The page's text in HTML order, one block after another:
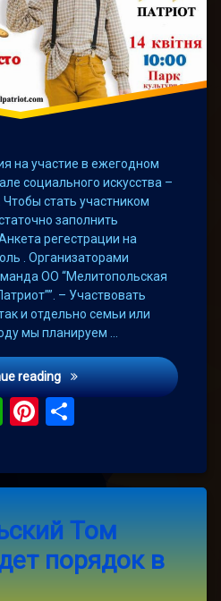
на участие в ежегодном
социального искусства –
Чтобы стать участником
заполнить
регестрации на
. Организаторами
ОО “Мелитопольская
– Участвовать
и отдельно семьи или
мы планируем …
readingГорожан зовут
WhatsApp
Pinterest
Том
порядок в